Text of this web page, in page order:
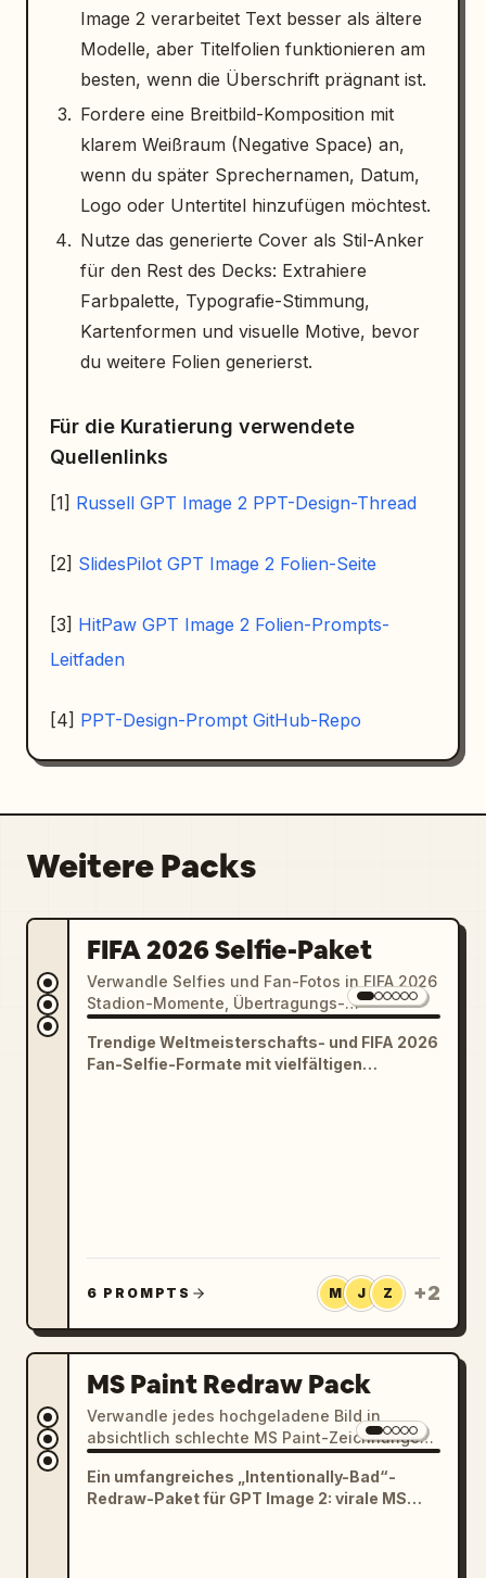
Image 2 verarbeitet Text besser als ältere
Modelle, aber Titelfolien funktionieren am
besten, wenn die Überschrift prägnant ist.
Fordere eine Breitbild-Komposition mit
klarem Weißraum (Negative Space) an,
wenn du später Sprechernamen, Datum,
Logo oder Untertitel hinzufügen möchtest.
Nutze das generierte Cover als Stil-Anker
für den Rest des Decks: Extrahiere
Farbpalette, Typografie-Stimmung,
Kartenformen und visuelle Motive, bevor
du weitere Folien generierst.
Für die Kuratierung verwendete
Quellenlinks
[1] Russell GPT Image 2 PPT-Design-Thread
[2] SlidesPilot GPT Image 2 Folien-Seite
[3] HitPaw GPT Image 2 Folien-Prompts-
Leitfaden
[4] PPT-Design-Prompt GitHub-Repo
Weitere Packs
FIFA 2026 Selfie-Paket
Verwandle Selfies und Fan-Fotos in FIFA 2026
Stadion-Momente, Übertragungs-
Screenshots, Fußballtrikot-Porträts und
Begegnungen mit Prominenten am Spieltag.
Trendige Weltmeisterschafts- und FIFA 2026
Fan-Selfie-Formate mit vielfältigen
6 PROMPTS M J Z +2
MS Paint Redraw Pack
Verwandle jedes hochgeladene Bild in
absichtlich schlechte MS Paint-Zeichnungen,
tollpatschige, mit der Maus gezeichnete
Skizzen, chaotische Low-Quality-
Neuzeichnungen und lustige, meme-
Ein umfangreiches „Intentionally-Bad“-
Redraw-Paket für GPT Image 2: virale MS